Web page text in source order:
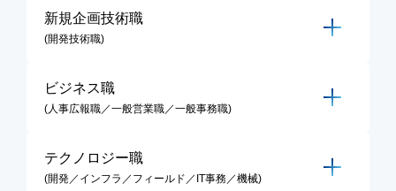
新規企画技術職
(開発技術職)
ビジネス職
(人事広報職／一般営業職／一般事務職)
テクノロジー職
(開発／インフラ／フィールド／IT事務／機械)